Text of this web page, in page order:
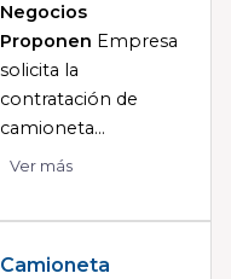
Negocios
Proponen Empresa
solicita la
contratación de
camioneta...
Ver más
Camioneta